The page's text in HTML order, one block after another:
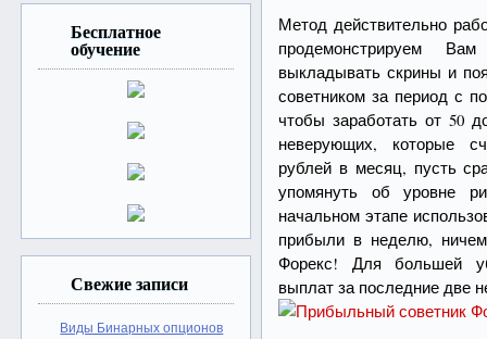
Бесплатное
обучение
Свежие записи
Виды Бинарных опционов
Метод действительно
продемонстрируем
выкладывать скрины и
советником за период с
чтобы заработать от 50
неверующих, которые
рублей в месяц, пусть
упомянуть об уровне
начальном этапе
прибыли в неделю,
Форекс! Для большей
выплат за последние две